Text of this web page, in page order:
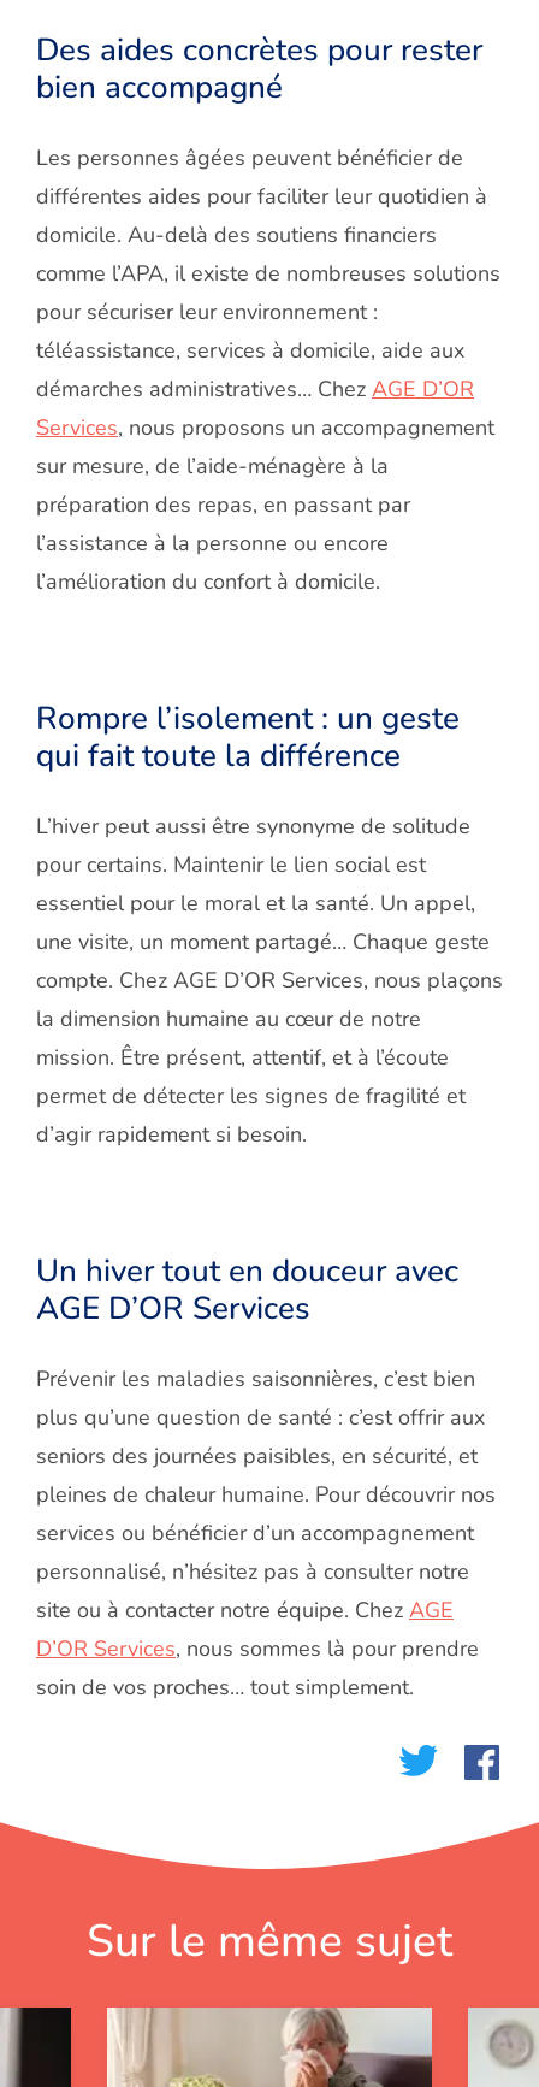
Des aides concrètes pour rester
bien accompagné
Les personnes âgées peuvent bénéficier de
différentes aides pour faciliter leur quotidien à
domicile. Au-delà des soutiens financiers
comme l’APA, il existe de nombreuses solutions
pour sécuriser leur environnement :
téléassistance, services à domicile, aide aux
démarches administratives… Chez AGE D’OR
Services, nous proposons un accompagnement
sur mesure, de l’aide-ménagère à la
préparation des repas, en passant par
l’assistance à la personne ou encore
l’amélioration du confort à domicile.
Rompre l’isolement : un geste
qui fait toute la différence
L’hiver peut aussi être synonyme de solitude
pour certains. Maintenir le lien social est
essentiel pour le moral et la santé. Un appel,
une visite, un moment partagé… Chaque geste
compte. Chez AGE D’OR Services, nous plaçons
la dimension humaine au cœur de notre
mission. Être présent, attentif, et à l’écoute
permet de détecter les signes de fragilité et
d’agir rapidement si besoin.
Un hiver tout en douceur avec
AGE D’OR Services
Prévenir les maladies saisonnières, c’est bien
plus qu’une question de santé : c’est offrir aux
seniors des journées paisibles, en sécurité, et
pleines de chaleur humaine. Pour découvrir nos
services ou bénéficier d’un accompagnement
personnalisé, n’hésitez pas à consulter notre
site ou à contacter notre équipe. Chez AGE
D’OR Services, nous sommes là pour prendre
soin de vos proches… tout simplement.
Sur le même sujet